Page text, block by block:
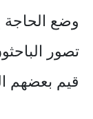
وضع الحاجة
تصور
قيم بعضهم